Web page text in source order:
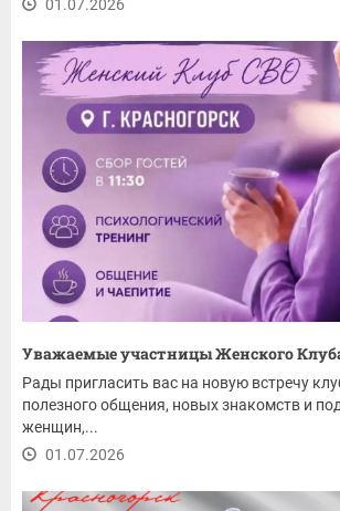
01.07.2026
Уважаемые участницы Женского
Рады пригласить вас на новую встречу
полезного общения, новых знакомств и
женщин,...
01.07.2026